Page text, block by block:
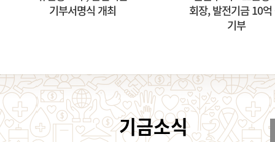
기부서명식 개최
회장, 발전기금 10억
기부